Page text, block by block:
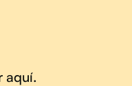
aquí.